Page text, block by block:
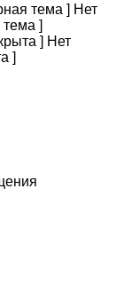
тема ] Нет
]
] Нет
]